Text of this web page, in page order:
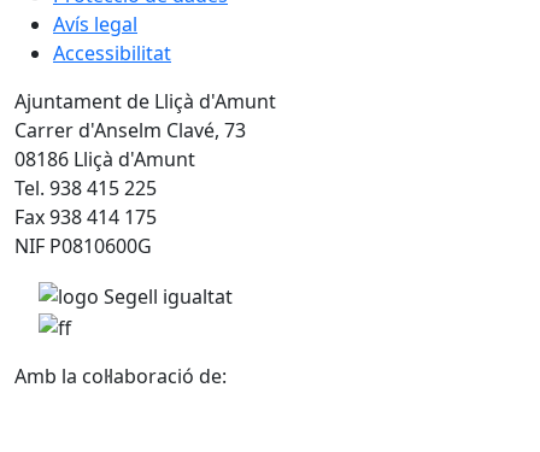
Avís legal
Accessibilitat
Ajuntament de Lliçà d'Amunt
Carrer d'Anselm Clavé, 73
08186 Lliçà d'Amunt
Tel. 938 415 225
Fax 938 414 175
NIF P0810600G
Amb la col·laboració de: